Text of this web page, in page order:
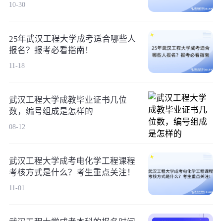
10-30
25年武汉工程大学成考适合哪些人
报名？报考必看指南！
11-18
武汉工程大学成教毕业证书几位
数，编号组成是怎样的
08-12
武汉工程大学成考电化学工程课程
考核方式是什么？考生重点关注！
11-01